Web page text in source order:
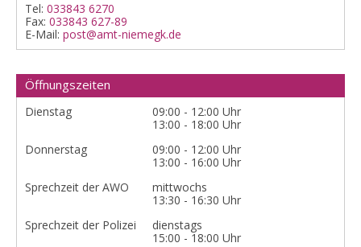
Tel: 033843 6270
Fax: 033843 627-89
E-Mail: post@amt-niemegk.de
Öffnungszeiten
Dienstag
09:00 - 12:00 Uhr
13:00 - 18:00 Uhr
Donnerstag
09:00 - 12:00 Uhr
13:00 - 16:00 Uhr
Sprechzeit der AWO
mittwochs
13:30 - 16:30 Uhr
Sprechzeit der Polizei
dienstags
15:00 - 18:00 Uhr